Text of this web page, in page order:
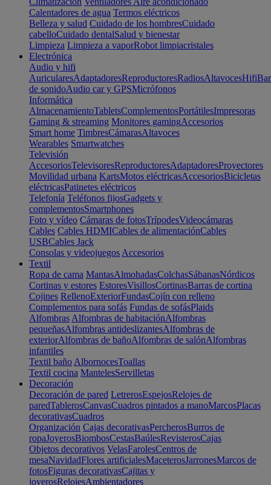
Calentadores de agua Termos eléctricos
Belleza y salud Cuidado de los hombresCuidado
cabelloCuidado dentalSalud y bienestar
Limpieza Limpieza a vaporRobot limpiacristales
Electrónica
Audio y hifi
AuricularesAdaptadoresReproductoresRadiosAltavocesHifi
de sonidoAudio car y GPSMicrófonos
Informática
AlmacenamientoTabletsComplementosPortátilesImpresoras
Gaming & streaming Monitores gamingAccesorios
Smart home TimbresCámarasAltavoces
Wearables Smartwatches
Televisión
AccesoriosTelevisoresReproductoresAdaptadoresProyectores
Movilidad urbana KartsMotos eléctricasAccesoriosBicicletas
eléctricasPatinetes eléctricos
Telefonía Teléfonos fijosGadgets y
complementosSmartphones
Foto y vídeo Cámaras de fotosTrípodesVideocámaras
Cables Cables HDMICables de alimentaciónCables
USBCables Jack
Consolas y videojuegos Accesorios
Textil
Ropa de cama MantasAlmohadasColchasSábanasNórdicos
Cortinas y estores EstoresVisillosCortinasBarras de cortina
Cojines RellenoExteriorFundasCojín con relleno
Complementos para sofás Fundas de sofásPlaids
Alfombras Alfombras de habitaciónAlfombras
pequeñasAlfombras antideslizantesAlfombras de
exteriorAlfombras de bañoAlfombras de salónAlfombras
infantiles
Textil baño AlbornocesToallas
Textil cocina MantelesServilletas
Decoración
Decoración de pared LetrerosEspejosRelojes de
paredTablerosCanvasCuadros pintados a manoMarcosPlacas
decorativasCuadros
Organización Cajas decorativasPercherosBurros de
ropaJoyerosBiombosCestasBaúlesRevisterosCajas
Objetos decorativos VelasFarolesCentros de
mesaNavidadFlores artificialesMaceterosJarronesMarcos de
fotosFiguras decorativasCajitas y
joyerosRelojesAmbientadores